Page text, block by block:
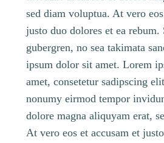
sed diam voluptua. At vero
justo duo dolores et ea rebum.
gubergren, no sea takimata
ipsum dolor sit amet. Lorem
amet, consetetur sadipscing
nonumy eirmod tempor
dolore magna aliquyam erat,
At vero eos et accusam et